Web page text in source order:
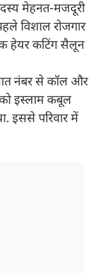
मेहनत-मजदूरी
विशाल रोजगार
हेयर कटिंग सैलून
नंबर से कॉल और
इस्लाम कबूल
इससे परिवार में